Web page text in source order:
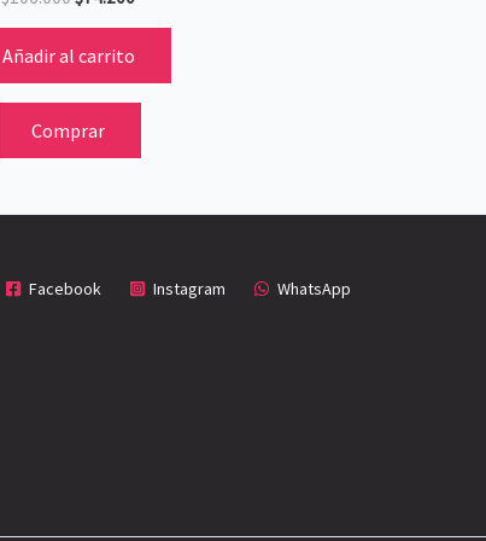
Añadir al carrito
Comprar
Facebook Instagram WhatsApp